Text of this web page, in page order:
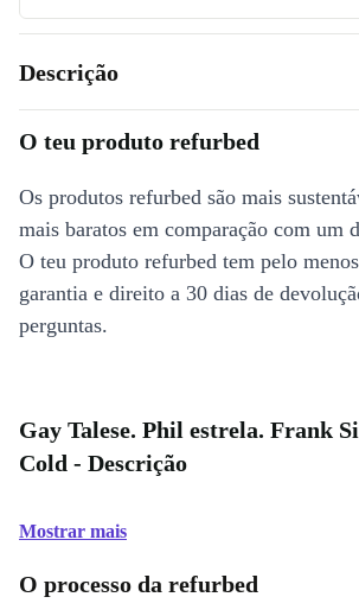
Descrição
O teu produto refurbed
Os produtos refurbed são mais
mais baratos em comparação com um
O teu produto refurbed tem pelo
garantia e direito a 30 dias de
perguntas.
Gay Talese. Phil estrela. Frank
Cold - Descrição
Mostrar mais
O processo da refurbed